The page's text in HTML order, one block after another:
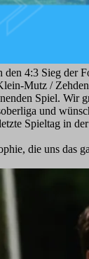
den 4:3 Sieg der
Mutz /
Spiel. Wir
und
Spieltag in
die uns das